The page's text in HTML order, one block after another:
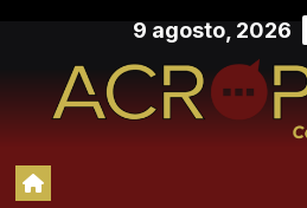
contenido
9 agosto, 2026